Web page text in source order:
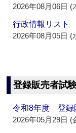
2026年08月06日 (
行政情報リスト
2026年08月05日 (
登録販売者試
令和8年度 登録
2026年05月29日 (